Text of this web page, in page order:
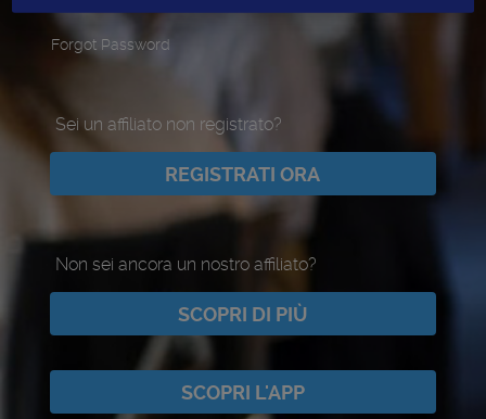
Forgot Password
Sei un affiliato non registrato?
REGISTRATI ORA
Non sei ancora un nostro affiliato?
SCOPRI DI PIÙ
SCOPRI L'APP